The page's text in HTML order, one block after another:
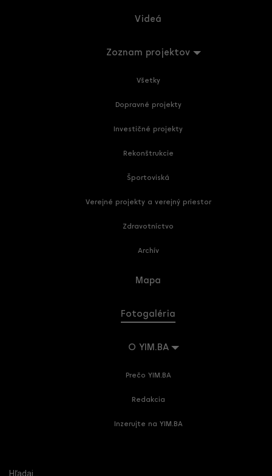
Videá
Zoznam projektov
Všetky
Dopravné projekty
Investičné projekty
Rekonštrukcie
Športoviská
Verejné projekty a verejný priestor
Zdravotníctvo
Archív
Mapa
Fotogaléria
O YIM.BA
Prečo YIM.BA
Redakcia
Inzerujte na YIM.BA